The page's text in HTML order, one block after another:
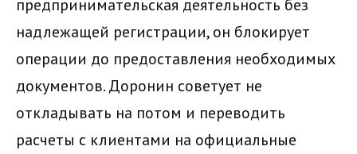
предпринимательская деятельность без
надлежащей регистрации, он блокирует
операции до предоставления необходимых
документов. Доронин советует не
откладывать на потом и переводить
расчеты с клиентами на официальные